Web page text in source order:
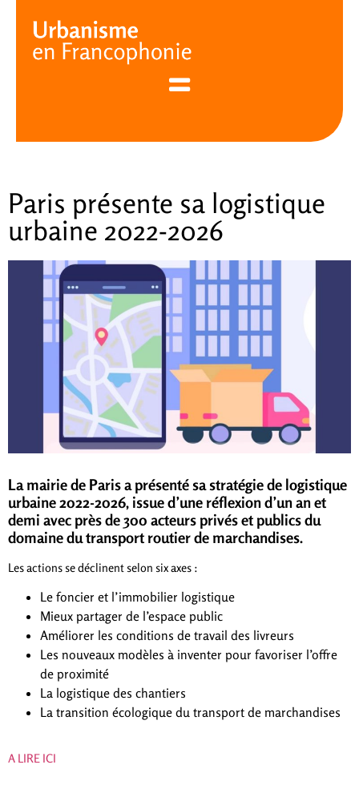
Paris présente sa logistique
urbaine 2022-2026
La mairie de Paris a présenté sa stratégie de logistique
urbaine 2022-2026, issue d’une réflexion d’un an et
demi avec près de 300 acteurs privés et publics du
domaine du transport routier de marchandises.
Les actions se déclinent selon six axes :
Le foncier et l’immobilier logistique
Mieux partager de l’espace public
Améliorer les conditions de travail des livreurs
Les nouveaux modèles à inventer pour favoriser l’offre
de proximité
La logistique des chantiers
La transition écologique du transport de marchandises
A LIRE ICI